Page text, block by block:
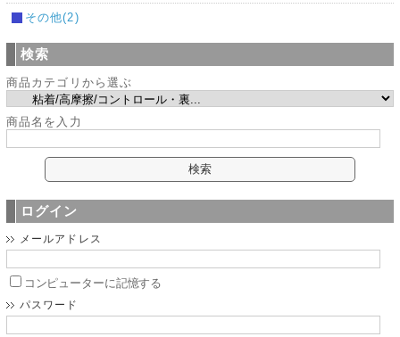
その他(2)
検索
商品カテゴリから選ぶ
商品名を入力
ログイン
メールアドレス
コンピューターに記憶する
パスワード